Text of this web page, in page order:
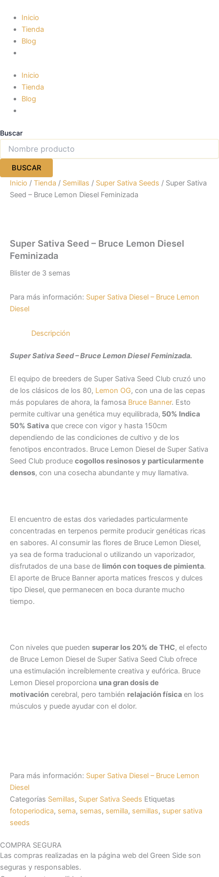
contenido
Inicio
Tienda
Blog
Inicio
Tienda
Blog
Buscar
BUSCAR
Inicio / Tienda / Semillas / Super Sativa Seeds / Super Sativa
Seed – Bruce Lemon Diesel Feminizada
Super Sativa Seed – Bruce Lemon Diesel
Feminizada
Blister de 3 semas
Para más información: Super Sativa Diesel – Bruce Lemon
Diesel
Descripción
Super Sativa Seed – Bruce Lemon Diesel Feminizada.
El equipo de breeders de Super Sativa Seed Club cruzó uno
de los clásicos de los 80, Lemon OG, con una de las cepas
más populares de ahora, la famosa Bruce Banner. Esto
permite cultivar una genética muy equilibrada, 50% Indica
50% Sativa que crece con vigor y hasta 150cm
dependiendo de las condiciones de cultivo y de los
fenotipos encontrados. Bruce Lemon Diesel de Super Sativa
Seed Club produce cogollos resinosos y particularmente
densos, con una cosecha abundante y muy llamativa.
El encuentro de estas dos variedades particularmente
concentradas en terpenos permite producir genéticas ricas
en sabores. Al consumir las flores de Bruce Lemon Diesel,
ya sea de forma traducional o utilizando un vaporizador,
disfrutados de una base de limón con toques de pimienta.
El aporte de Bruce Banner aporta matices frescos y dulces
tipo Diesel, que permanecen en boca durante mucho
tiempo.
Con niveles que pueden superar los 20% de THC, el efecto
de Bruce Lemon Diesel de Super Sativa Seed Club ofrece
una estimulación increíblemente creativa y eufórica. Bruce
Lemon Diesel proporciona una gran dosis de
motivación cerebral, pero también relajación física en los
músculos y puede ayudar con el dolor.
Para más información: Super Sativa Diesel – Bruce Lemon
Diesel
Categorías Semillas, Super Sativa Seeds Etiquetas
fotoperiodica, sema, semas, semilla, semillas, super sativa
seeds
COMPRA SEGURA
Las compras realizadas en la página web del Green Side son
seguras y responsables.